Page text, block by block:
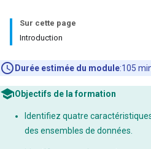
Sur cette page
Introduction
Durée estimée du module:105
Objectifs de la formation
Identifiez quatre
des ensembles de données.